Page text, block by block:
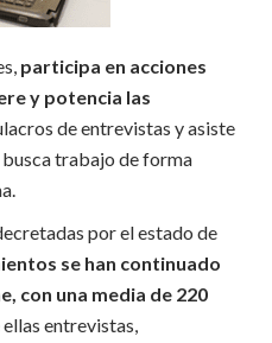
participa en acciones
y potencia las
de entrevistas y asiste
trabajo de forma
por el estado de
se han continuado
con una media de 220
ellas entrevistas,